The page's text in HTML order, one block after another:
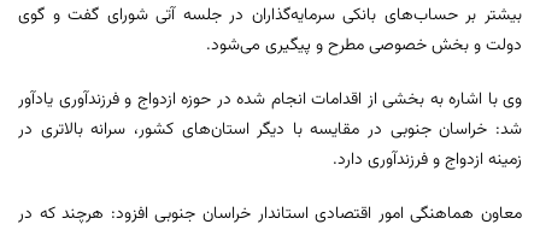
بیشتر بر حساب‌های بانکی سرمایه‌گذاران در جلسه آتی شورای گفت و گوی
دولت و بخش خصوصی مطرح و پیگیری می‌شود.
وی با اشاره به بخشی از اقدامات انجام شده در حوزه ازدواج و فرزندآوری یادآور
شد: خراسان جنوبی در مقایسه با دیگر استان‌های کشور، سرانه بالاتری در
زمینه ازدواج و فرزندآوری دارد.
معاون هماهنگی امور اقتصادی استاندار خراسان جنوبی افزود: هرچند که در